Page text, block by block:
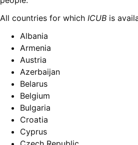
All countries for which ICUB is
Albania
Armenia
Austria
Azerbaijan
Belarus
Belgium
Bulgaria
Croatia
Cyprus